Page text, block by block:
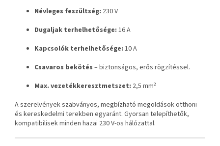
Névleges feszültség: 230 V
Dugaljak terhelhetősége: 16 A
Kapcsolók terhelhetősége: 10 A
Csavaros bekötés – biztonságos, erős rögzítéssel.
Max. vezetékkeresztmetszet: 2,5 mm²
A szerelvények szabványos, megbízható megoldások otthoni
és kereskedelmi terekben egyaránt. Gyorsan telepíthetők,
kompatibilisek minden hazai 230 V-os hálózattal.